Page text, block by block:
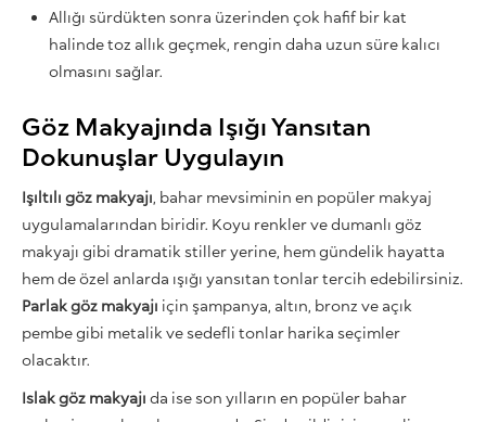
Allığı sürdükten sonra üzerinden çok hafif bir kat
halinde toz allık geçmek, rengin daha uzun süre kalıcı
olmasını sağlar.
Göz Makyajında Işığı Yansıtan
Dokunuşlar Uygulayın
Işıltılı göz makyajı, bahar mevsiminin en popüler makyaj
uygulamalarından biridir. Koyu renkler ve dumanlı göz
makyajı gibi dramatik stiller yerine, hem gündelik hayatta
hem de özel anlarda ışığı yansıtan tonlar tercih edebilirsiniz.
Parlak göz makyajı için şampanya, altın, bronz ve açık
pembe gibi metalik ve sedefli tonlar harika seçimler
olacaktır.
Islak göz makyajı da ise son yılların en popüler bahar